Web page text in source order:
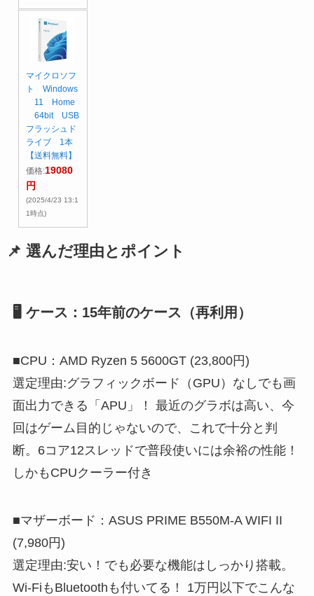
マイクロソフ
ト Windows
11 Home
64bit USB
フラッシュド
ライブ 1本
【送料無料】
価格:19080
円
(2025/4/23 13:1
1時点)
📌 選んだ理由とポイント
🖥 ケース：15年前のケース（再利用）
■CPU：AMD Ryzen 5 5600GT (23,800円)
選定理由:グラフィックボード（GPU）なしでも画
面出力できる「APU」！ 最近のグラボは高い、今
回はゲーム目的じゃないので、これで十分と判
断。6コア12スレッドで普段使いには余裕の性能！
しかもCPUクーラー付き
■マザーボード：ASUS PRIME B550M-A WIFI II
(7,980円)
選定理由:安い！でも必要な機能はしっかり搭載。
Wi-FiもBluetoothも付いてる！ 1万円以下でこんな